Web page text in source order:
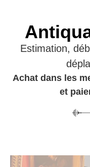
Estimation,
Achat dans les
et